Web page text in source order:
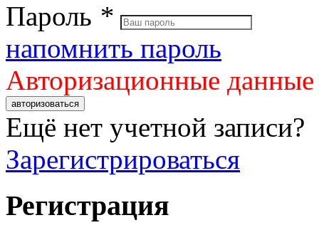
Пароль *
напомнить пароль
Авторизационные
авторизоваться
Ещё нет учетной записи?
Зарегистрироваться
Регистрация